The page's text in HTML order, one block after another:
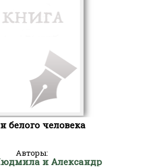
белого человека
Авторы:
и Александр